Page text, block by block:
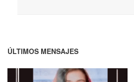
ÚLTIMOS MENSAJES